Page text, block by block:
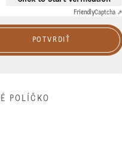
FriendlyCaptcha ⇗
POTVRDIŤ
POLÍČKO